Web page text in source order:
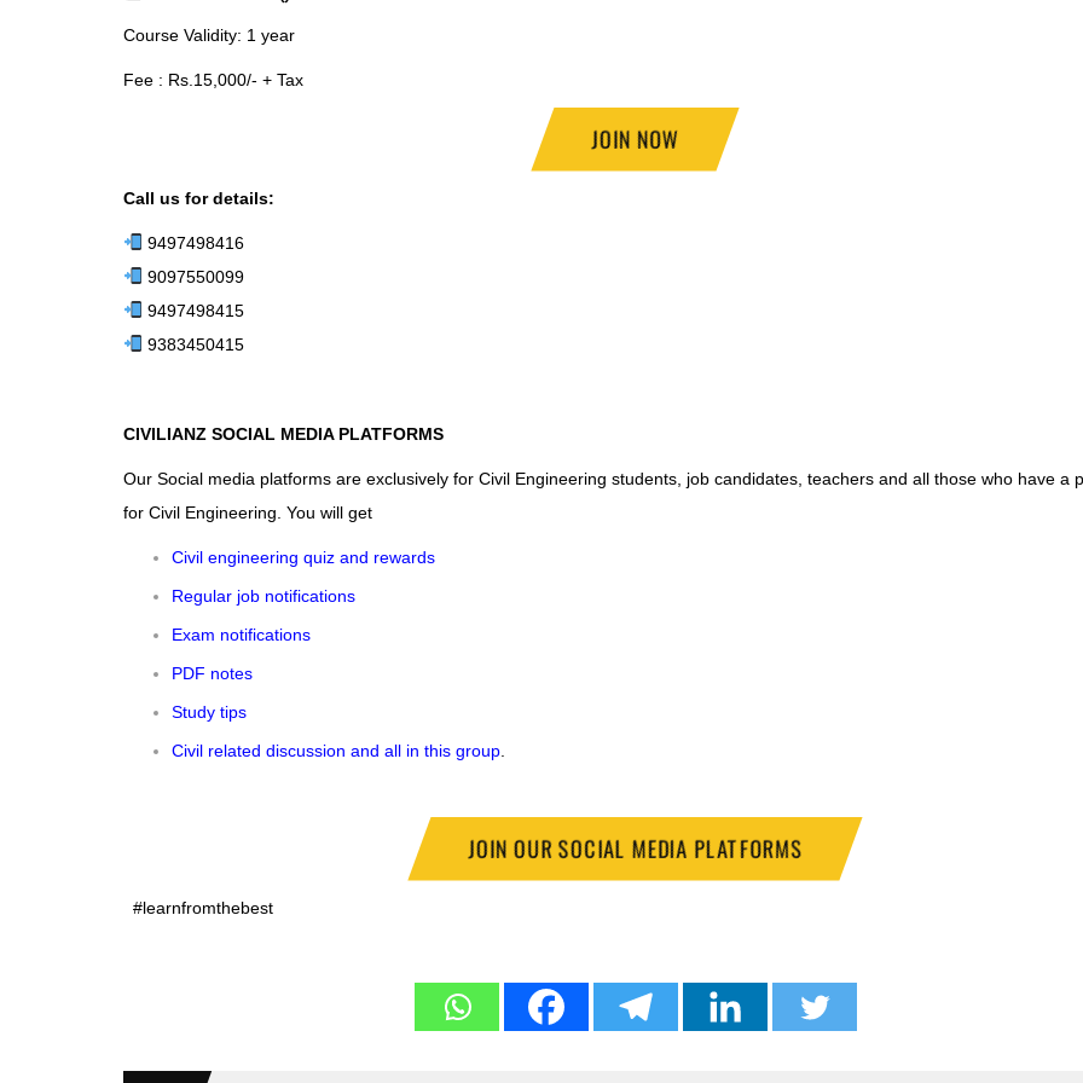
Course Validity: 1 year
Fee : Rs.15,000/- + Tax
JOIN NOW
Call us for details:
9497498416
9097550099
9497498415
9383450415
CIVILIANZ SOCIAL MEDIA PLATFORMS
Our Social media platforms are exclusively for Civil Engineering students, job candidates, teachers and all those who have a
for Civil Engineering. You will get
Civil engineering quiz and rewards
Regular job notifications
Exam notifications
PDF notes
Study tips
Civil related discussion and all in this group
JOIN OUR SOCIAL MEDIA PLATFORMS
#learnfromthebest